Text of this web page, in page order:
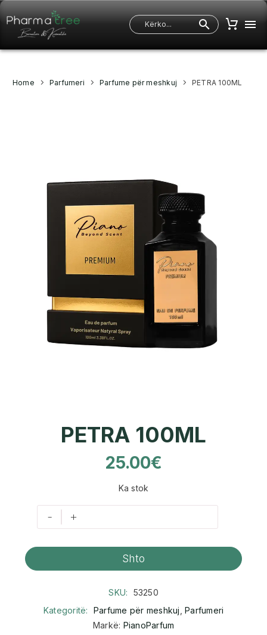
Home Parfumeri Parfume për meshkuj PETRA 100ML
PETRA 100ML
25.00€
Ka stok
- +
Shto
SKU:
53250
Kategoritë:
Parfume për meshkuj Parfumeri
Markë: PianoParfum